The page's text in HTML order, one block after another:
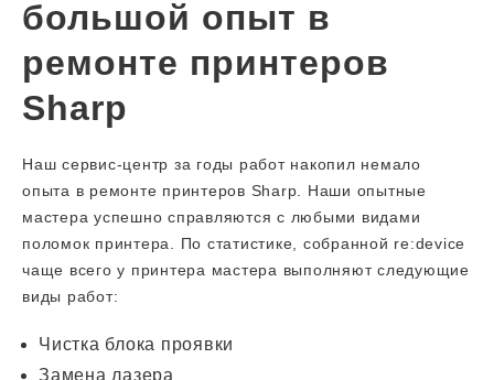
большой опыт в
ремонте принтеров
Sharp
Наш сервис-центр за годы работ накопил немало
опыта в ремонте принтеров Sharp. Наши опытные
мастера успешно справляются с любыми видами
поломок принтера. По статистике, собранной re:device
чаще всего у принтера мастера выполняют следующие
виды работ:
Чистка блока проявки
Замена лазера